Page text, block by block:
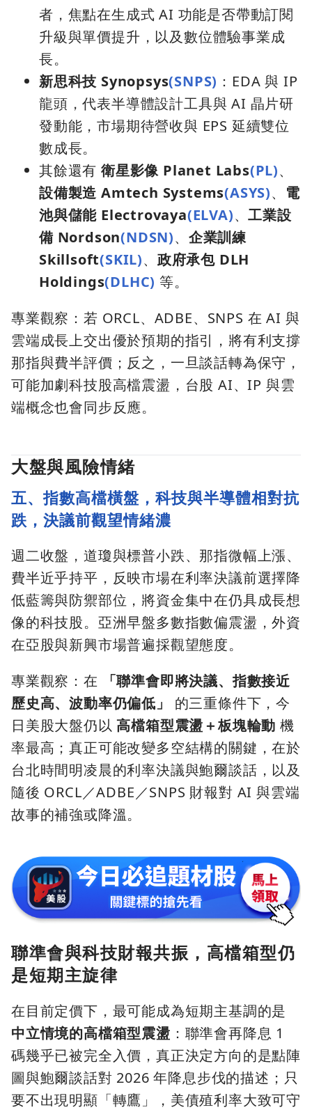
者，焦點在生成式 AI 功能是否帶動訂閱
升級與單價提升，以及數位體驗事業成
長。
新思科技 Synopsys(SNPS) ：EDA 與 IP
龍頭，代表半導體設計工具與 AI 晶片研
發動能，市場期待營收與 EPS 延續雙位
數成長。
其餘還有 衛星影像 Planet Labs(PL)、
設備製造 Amtech Systems(ASYS)、 電
池與儲能 Electrovaya(ELVA)、工業設
備 Nordson(NDSN)、 企業訓練
Skillsoft(SKIL)、 政府承包 DLH
Holdings(DLHC) 等。
專業觀察：若 ORCL、ADBE、SNPS 在 AI 與
雲端成長上交出優於預期的指引，將有利支撐
那指與費半評價；反之，一旦談話轉為保守，
可能加劇科技股高檔震盪，台股 AI、IP 與雲
端概念也會同步反應。
大盤與風險情緒
五、指數高檔橫盤，科技與半導體相對抗
跌，決議前觀望情緒濃
週二收盤，道瓊與標普小跌、那指微幅上漲、
費半近乎持平，反映市場在利率決議前選擇降
低藍籌與防禦部位，將資金集中在仍具成長想
像的科技股。亞洲早盤多數指數偏震盪，外資
在亞股與新興市場普遍採觀望態度。
專業觀察：在
「聯準會即將決議、指數接近
歷史高、波動率仍偏低」
的三重條件下，今
日美股大盤仍以高檔箱型震盪＋板塊輪動 機
率最高；真正可能改變多空結構的關鍵，在於
台北時間明凌晨的利率決議與鮑爾談話，以及
隨後 ORCL／ADBE／SNPS 財報對 AI 與雲端
故事的補強或降溫。
聯準會與科技財報共振，高檔箱型仍
是短期主旋律
在目前定價下，最可能成為短期主基調的是
中立情境的高檔箱型震盪 ：聯準會再降息 1
碼幾乎已被完全入價，真正決定方向的是點陣
圖與鮑爾談話對 2026 年降息步伐的描述；只
要不出現明顯「轉鷹」，美債殖利率大致可守